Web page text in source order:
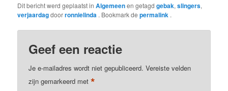
Dit bericht werd geplaatst inAlgemeenen getagdgebak,slingers,
verjaardagdoorronnielinda . Bookmark depermalink .
Geef een reactie
Je e-mailadres wordt niet gepubliceerd. Vereiste velden
zijn gemarkeerd met*